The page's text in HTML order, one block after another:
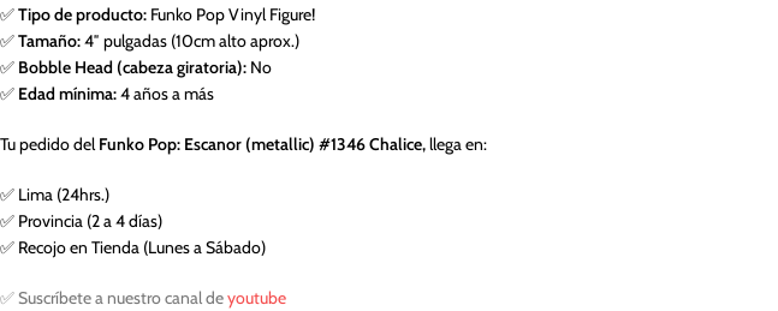
✅Tipo de producto: Funko Pop Vinyl Figure!
✅Tamaño:4″ pulgadas (10cm alto aprox.)
✅ Bobble Head (cabeza giratoria): No
✅ Edad mínima:4 años a más
Tu pedido delFunko Pop: Escanor (metallic) #1346 Chalice,llega en:
✅ Lima (24hrs.)
✅ Provincia (2 a 4 días)
✅ Recojo en Tienda (Lunes a Sábado)
✅ Suscríbete a nuestro canal deyoutube